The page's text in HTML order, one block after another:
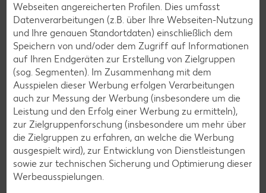
Smoothie-Rezepte
Bowle-Rezepte
Cocktail-Rezepte
Avocado-Rezepte
Erdbeer-Rezepte
Blaubeer-Rezepte
Bananen-Rezepte
Zurück zu allen Rezepten
Webseiten angereicherten Profilen. Dies umfasst
Datenverarbeitungen (z.B. über Ihre Webseiten-Nutzung
und Ihre genauen Standortdaten) einschließlich dem
Speichern von und/oder dem Zugriff auf Informationen
auf Ihren Endgeräten zur Erstellung von Zielgruppen
(sog. Segmenten). Im Zusammenhang mit dem
Ausspielen dieser Werbung erfolgen Verarbeitungen
auch zur Messung der Werbung (insbesondere um die
Leistung und den Erfolg einer Werbung zu ermitteln),
zur Zielgruppenforschung (insbesondere um mehr über
die Zielgruppen zu erfahren, an welche die Werbung
ausgespielt wird), zur Entwicklung von Dienstleistungen
sowie zur technischen Sicherung und Optimierung dieser
Werbeausspielungen.